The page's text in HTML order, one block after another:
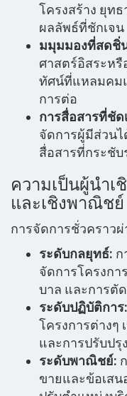
โครงสร้าง ยุท
ผลลัพธ์ที่ชักเจน
มมุมมองที่สดชิ่
ศาสตร์อิสระห
ทัศน์ที่แหลมคม
การต่อ
การสื่อสารที่ชัด
จัดการผู้มีส่วนไ
สื่อสารที่กระชับ
ความเป็นผู้นำเ
และเชิงพาณิชย์
การจัดการชั่วคราว
ระดับกลยุทธ์: ก
จัดการโครงกา
บาล และการตั
ระดับปฏิบัติการ:
โครงการต่างๆ
และการปรับปรุ
ระดับพาณิชย์:
ขายและข้อเสน